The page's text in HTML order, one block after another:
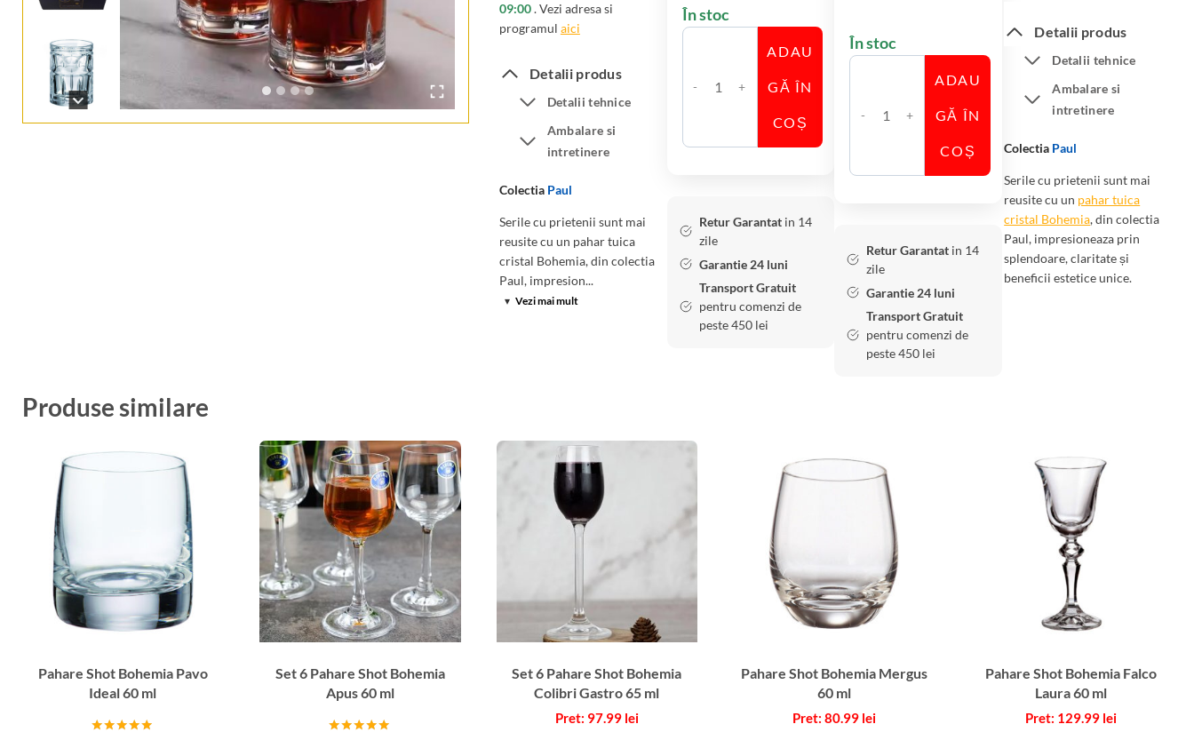
09:00. Vezi adresa si
programul aici
Detalii produs
Detalii tehnice
Ambalare si
intretinere
Colectia Paul
Serile cu prietenii sunt mai
reusite cu un pahar tuica
cristal Bohemia, din colectia
Paul, impresion...
▾ Vezi mai mult
În stoc
C
a
e
S
e
ADAU
GĂ ÎN
COȘ
Retur Garantatin 14
zile
Garantie 24 luni
Transport Gratuit
pentru comenzi de
peste 450 lei
În stoc
C
a
e
S
e
a
r
e
S
h
o
i
ADAU
GĂ ÎN
COȘ
Retur Garantat in 14
zile
Garantie 24 luni
Transport Gratuit
pentru comenzi de
peste 450 lei
Detalii produs
Detalii tehnice
Ambalare si
intretinere
Colectia Paul
Serile cu prietenii sunt mai
reusite cu un pahar tuica
cristal Bohemia, din colectia
Paul, impresioneaza prin
splendoare, claritate și
beneficii estetice unice.
Produse similare
Pahare Shot Bohemia Pavo
Ideal 60 ml
Set 6 Pahare Shot Bohemia
Apus 60 ml
Set 6 Pahare Shot Bohemia
Colibri Gastro 65 ml
97.99 lei
Pahare Shot Bohemia Mergus
60 ml
80.99 lei
Pahare Shot Bohemia Falco
Laura 60 ml
129.99 lei